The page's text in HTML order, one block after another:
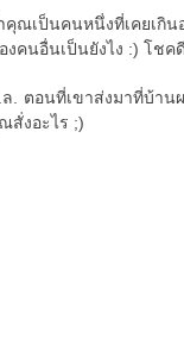
คุณเป็นคนหนึ่งที่เคยเกิ
งคนอื่นเป็นยังไง :) โชค
. ตอนที่เขาส่งมาที่บ้าน
สั่งอะไร ;)